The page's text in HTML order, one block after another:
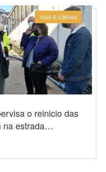
VIAS-E-OBRAS
o reinicio das
na estrada…